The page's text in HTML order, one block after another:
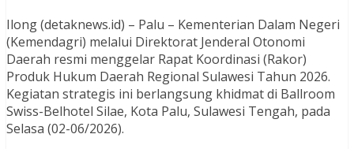
Ilong (detaknews.id) – Palu – Kementerian Dalam Negeri
(Kemendagri) melalui Direktorat Jenderal Otonomi
Daerah resmi menggelar Rapat Koordinasi (Rakor)
Produk Hukum Daerah Regional Sulawesi Tahun 2026.
Kegiatan strategis ini berlangsung khidmat di Ballroom
Swiss-Belhotel Silae, Kota Palu, Sulawesi Tengah, pada
Selasa (02-06/2026).